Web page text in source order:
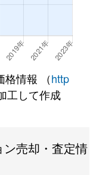
格情報 （http
工して作成
売却・査定情